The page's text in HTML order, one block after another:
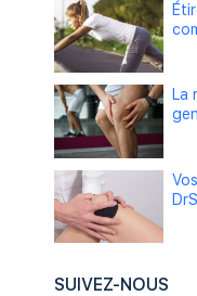
La
SUIVEZ-NOUS